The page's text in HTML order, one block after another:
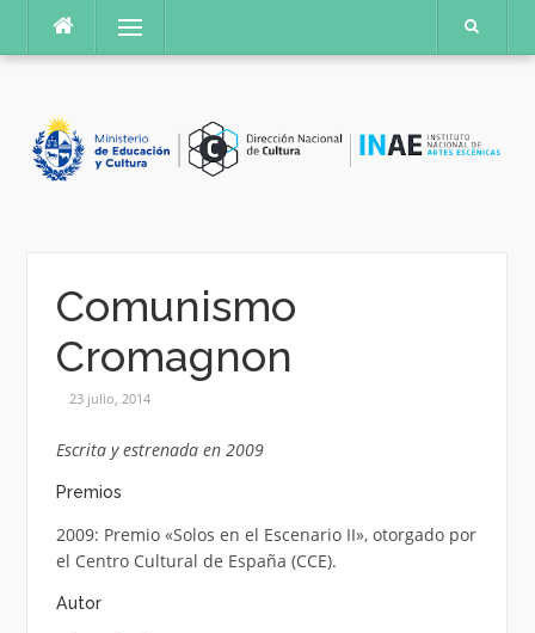
contenido
Menú
Comunismo
Cromagnon
23 julio, 2014
Escrita y estrenada en 2009
Premios
2009: Premio «Solos en el Escenario II», otorgado por
el Centro Cultural de España (CCE).
Autor